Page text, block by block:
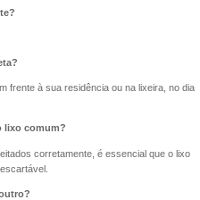
frente à sua residência ou na lixeira, no dia
lixo comum?
corretamente, é essencial que o lixo